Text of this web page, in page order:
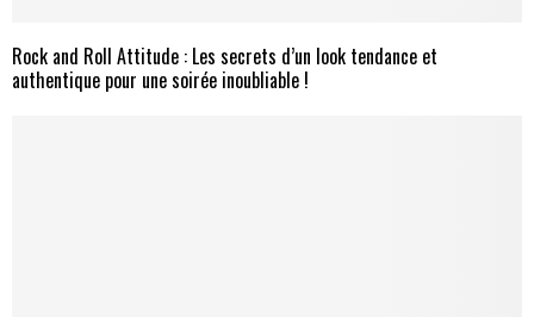
Rock and Roll Attitude : Les secrets d’un look tendance et
authentique pour une soirée inoubliable !